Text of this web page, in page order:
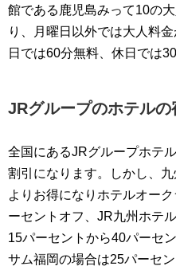
館である鹿児島みって10の
り、月曜日以外では大人料
日では60分無料、休日では
JRグループのホテルの
全国にあるJRグループホテ
割引になります。しかし、
よりお得になりホテルオー
ーセントオフ、JR九州ホテ
15パーセントから40パーセ
サム福岡の場合は25パーセ